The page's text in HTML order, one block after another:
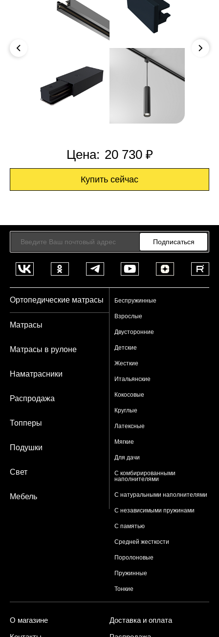
Цена: 20 730 ₽
Купить сейчас
Подписаться
Ортопедические матрасы Беспружинные
Взрослые
Двусторонние
Детские
Жесткие
Итальянские
Кокосовые
Круглые
Латексные
Мягкие
Для дачи
С комбирированными
наполнителями
С натуральными наполнителями
С независимыми пружинами
С памятью
Средней жесткости
Поролоновые
Пружинные
Тонкие
Матрасы
Матрасы в рулоне
Наматрасники
Распродажа
Топперы
Подушки
Свет
Мебель
О магазине
Доставка и оплата